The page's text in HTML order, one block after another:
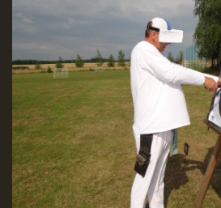
PROPOZICE
VÝSLEDKY ZÁVODŮ
ČESKÝ POHÁR A ČESKÁ LIGA
REPREZENTACE